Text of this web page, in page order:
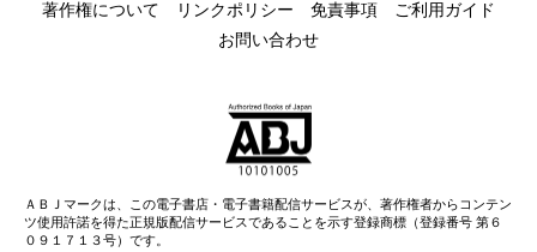
著作権について
リンクポリシー 免責事項
ご利用ガイド
お問い合わせ
ＡＢＪマークは、この電子書店・電子書籍配信サービスが、著作権者からコンテン
ツ使用許諾を得た正規版配信サービスであることを示す登録商標（登録番号 第６
０９１７１３号）です。